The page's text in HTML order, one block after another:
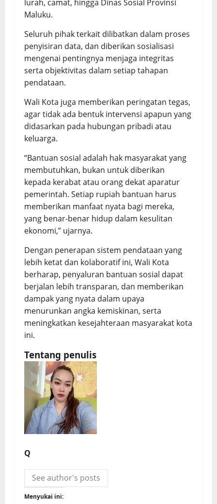
lurah, camat, hingga Dinas Sosial Provinsi
Maluku.
Seluruh pihak terkait dilibatkan dalam proses
penyisiran data, dan diberikan sosialisasi
mengenai pentingnya menjaga integritas
serta objektivitas dalam setiap tahapan
pendataan.
Wali Kota juga memberikan peringatan tegas,
agar tidak ada bentuk intervensi apapun yang
didasarkan pada hubungan pribadi atau
keluarga.
“Bantuan sosial adalah hak masyarakat yang
membutuhkan, bukan untuk diberikan
kepada kerabat atau orang dekat aparatur
pemerintah. Setiap rupiah bantuan harus
memberikan manfaat nyata bagi mereka,
yang benar-benar hidup dalam kesulitan
ekonomi,” ujarnya.
Dengan penerapan sistem pendataan yang
lebih ketat dan kolaboratif ini, Wali Kota
berharap, penyaluran bantuan sosial dapat
berjalan lebih transparan, dan memberikan
dampak yang nyata dalam upaya
menurunkan angka kemiskinan, serta
meningkatkan kesejahteraan masyarakat kota
ini.
Tentang penulis
Q
See author's posts
Menyukai ini: